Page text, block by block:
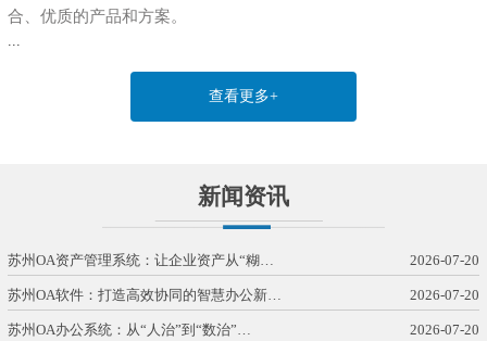
合、优质的产品和方案。
...
查看更多+
新闻资讯
苏州OA资产管理系统：让企业资产从“糊… 2026-07-20
苏州OA软件：打造高效协同的智慧办公新… 2026-07-20
苏州OA办公系统：从“人治”到“数治”… 2026-07-20